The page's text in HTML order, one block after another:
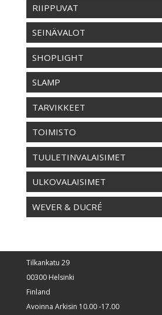
RIIPPUVAT
SEINÄVALOT
SHOPLIGHT
SLAMP
TARVIKKEET
TOIMISTO
TUULETINVALAISIMET
ULKOVALAISIMET
WEVER & DUCRÉ
Tilkankatu 29
00300 Helsinki
Finland
Avoinna Arkisin 10.00 -17.00